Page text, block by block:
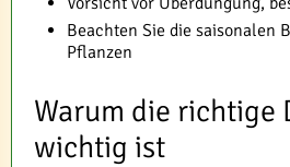
Beachten Sie die saisonalen
Pflanzen
Warum die richtige
wichtig ist